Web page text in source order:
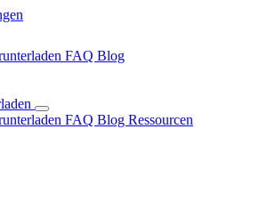
FAQ Blog
FAQ Blog Ressourcen